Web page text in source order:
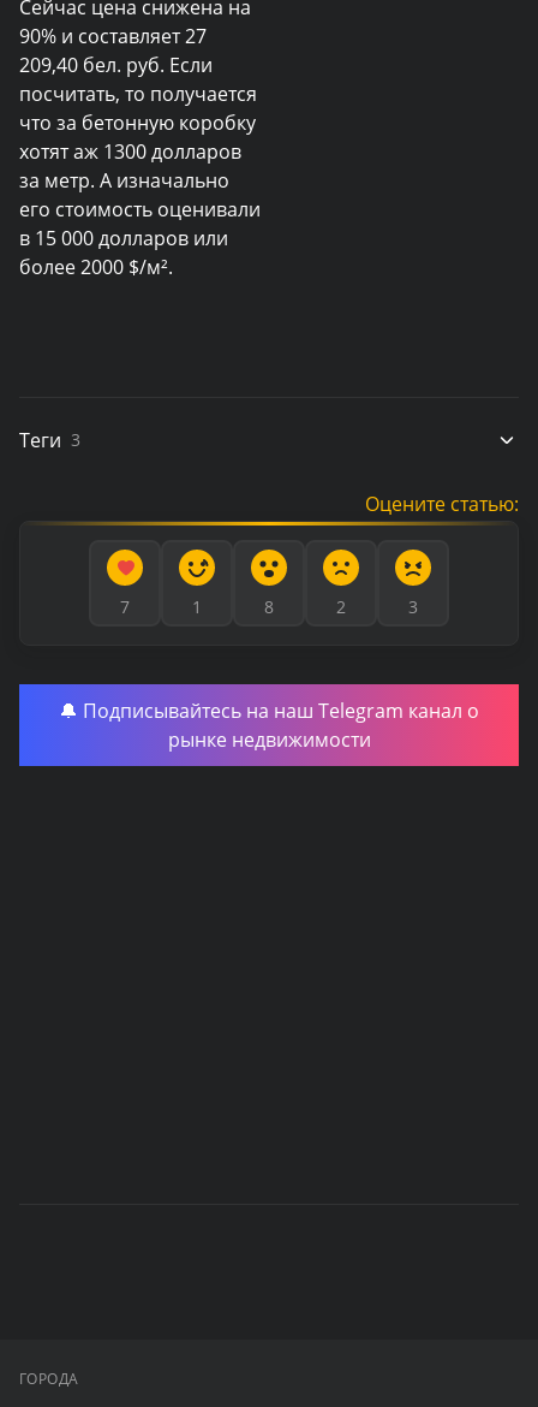
Сейчас цена снижена на
90% и составляет 27
209,40 бел. руб. Если
посчитать, то получается
что за бетонную коробку
хотят аж 1300 долларов
за метр. А изначально
его стоимость оценивали
в 15 000 долларов или
более 2000 $/м².
Теги 3
Оцените статью:
7 1 8 2 3
🔔 Подписывайтесь на наш Telegram канал о
рынке недвижимости
ГОРОДА